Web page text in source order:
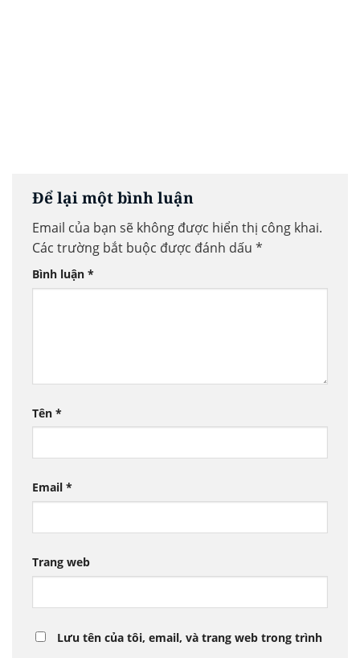
Để lại một bình luận
Email của bạn sẽ không được hiển thị công khai.
Các trường bắt buộc được đánh dấu *
Bình luận *
Tên *
Email *
Trang web
Lưu tên của tôi, email, và trang web trong trình